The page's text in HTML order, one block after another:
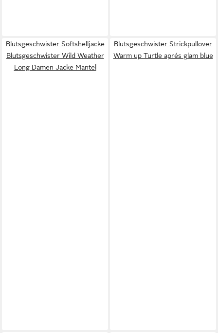
Blutsgeschwister Softshelljacke
Blutsgeschwister Wild Weather
Long Damen Jacke Mantel
Blutsgeschwister Strickpullover
Warm up Turtle aprés glam blue